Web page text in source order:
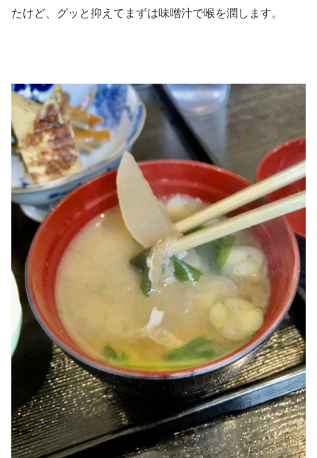
たけど、グッと抑えてまずは味噌汁で喉を潤します。